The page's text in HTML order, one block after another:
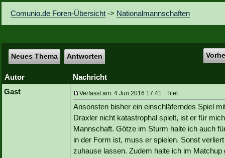
Vereinsfragen
Comunio.de Foren-Übersicht -> Nationalmannschaften
Neues Thema Antworten
Autor
Nachricht
Gast
Verfasst am: 4 Jun 2016 17:41 Titel:
Ansonsten bisher ein einschläferndes Spiel
Draxler nicht katastrophal spielt, ist er für
Mannschaft. Götze im Sturm halte ich auch
in der Form ist, muss er spielen. Sonst
zuhause lassen. Zudem halte ich im